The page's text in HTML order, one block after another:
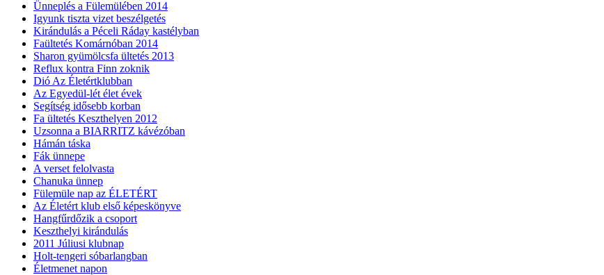
Ünneplés a Fülemülében 2014
Igyunk tiszta vizet beszélgetés
Kirándulás a Péceli Ráday kastélyban
Faültetés Komárnóban 2014
Sharon gyümölcsfa ültetés 2013
Reflux kontra Finn zoknik
Dió Az Életértklubban
Az Egyedül-lét élet évek
Segítség idősebb korban
Fa ültetés Keszthelyen 2012
Uzsonna a BIARRITZ kávézóban
Hámán táska
Fák ünnepe
A verset felolvasta
Chanuka ünnep
Fülemüle nap az ÉLETÉRT
Az Életért klub első képeskönyve
Hangfűrdőzik a csoport
Keszthelyi kirándulás
2011 Júliusi klubnap
Holt-tengeri sóbarlangban
Életmenet napon